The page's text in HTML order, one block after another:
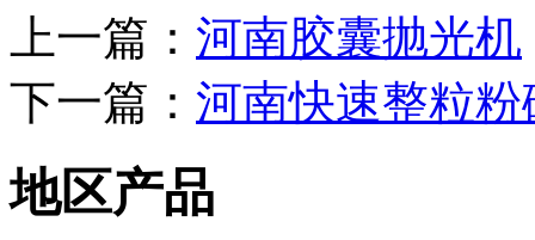
上一篇： 河南胶囊抛光机
下一篇： 河南快速整粒粉
地区产品